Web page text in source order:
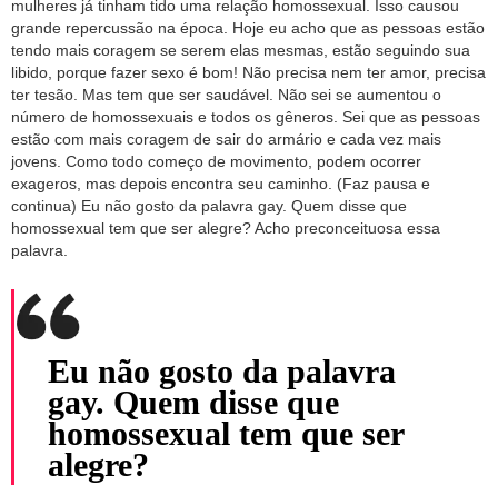
mulheres já tinham tido uma relação homossexual. Isso causou
grande repercussão na época. Hoje eu acho que as pessoas estão
tendo mais coragem se serem elas mesmas, estão seguindo sua
libido, porque fazer sexo é bom! Não precisa nem ter amor, precisa
ter tesão. Mas tem que ser saudável. Não sei se aumentou o
número de homossexuais e todos os gêneros. Sei que as pessoas
estão com mais coragem de sair do armário e cada vez mais
jovens. Como todo começo de movimento, podem ocorrer
exageros, mas depois encontra seu caminho. (Faz pausa e
continua) Eu não gosto da palavra gay. Quem disse que
homossexual tem que ser alegre? Acho preconceituosa essa
palavra.
Eu não gosto da palavra
gay. Quem disse que
homossexual tem que ser
alegre?